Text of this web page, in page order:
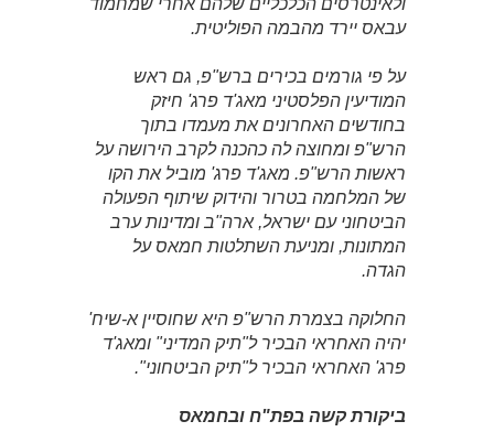
ולאינטרסים הכלכליים שלהם אחרי שמחמוד
עבאס יירד מהבמה הפוליטית.
על פי גורמים בכירים ברש"פ, גם ראש
המודיעין הפלסטיני מאג'ד פרג' חיזק
בחודשים האחרונים את מעמדו בתוך
הרש"פ ומחוצה לה כהכנה לקרב הירושה על
ראשות הרש"פ. מאג'ד פרג' מוביל את הקו
של המלחמה בטרור והידוק שיתוף הפעולה
הביטחוני עם ישראל, ארה"ב ומדינות ערב
המתונות, ומניעת השתלטות חמאס על
הגדה.
החלוקה בצמרת הרש"פ היא שחוסיין א-שיח'
יהיה האחראי הבכיר ל"תיק המדיני" ומאג'ד
פרג' האחראי הבכיר ל"תיק הביטחוני".
ביקורת קשה בפת"ח ובחמאס